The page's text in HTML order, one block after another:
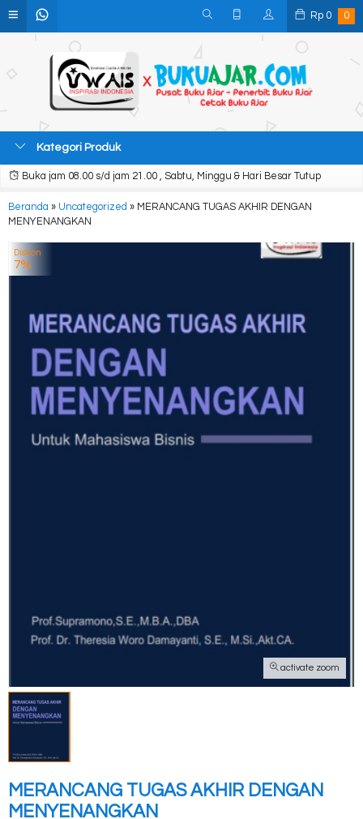
Rp 0 0
Kategori Produk
Buka jam 08.00 s/d jam 21.00 , Sabtu, Minggu & Hari Besar Tutup
Beranda » Uncategorized » MERANCANG TUGAS AKHIR DENGAN
MENYENANGKAN
activate zoom
Diskon
7%
MERANCANG TUGAS AKHIR DENGAN
MENYENANGKAN